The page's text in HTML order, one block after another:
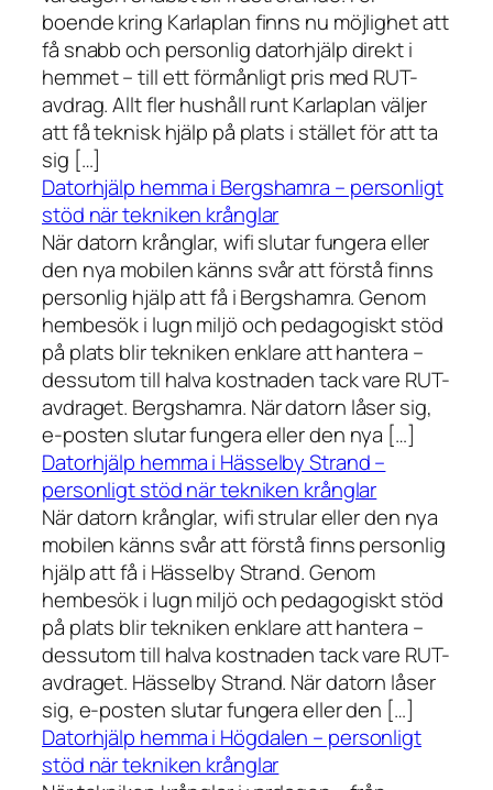
boende kring Karlaplan finns nu möjlighet att
få snabb och personlig datorhjälp direkt i
hemmet – till ett förmånligt pris med RUT-
avdrag. Allt fler hushåll runt Karlaplan väljer
att få teknisk hjälp på plats i stället för att ta
sig […]
Datorhjälp hemma i Bergshamra – personligt
stöd när tekniken krånglar
När datorn krånglar, wifi slutar fungera eller
den nya mobilen känns svår att förstå finns
personlig hjälp att få i Bergshamra. Genom
hembesök i lugn miljö och pedagogiskt stöd
på plats blir tekniken enklare att hantera –
dessutom till halva kostnaden tack vare RUT-
avdraget. Bergshamra. När datorn låser sig,
e-posten slutar fungera eller den nya […]
Datorhjälp hemma i Hässelby Strand –
personligt stöd när tekniken krånglar
När datorn krånglar, wifi strular eller den nya
mobilen känns svår att förstå finns personlig
hjälp att få i Hässelby Strand. Genom
hembesök i lugn miljö och pedagogiskt stöd
på plats blir tekniken enklare att hantera –
dessutom till halva kostnaden tack vare RUT-
avdraget. Hässelby Strand. När datorn låser
sig, e-posten slutar fungera eller den […]
Datorhjälp hemma i Högdalen – personligt
stöd när tekniken krånglar